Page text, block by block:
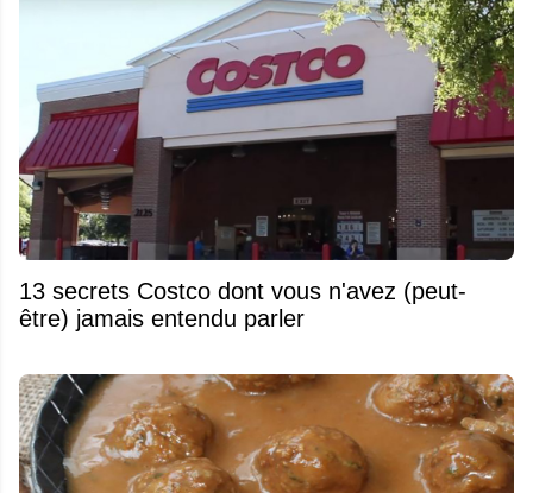
13 secrets Costco dont vous n'avez (peut-
être) jamais entendu parler